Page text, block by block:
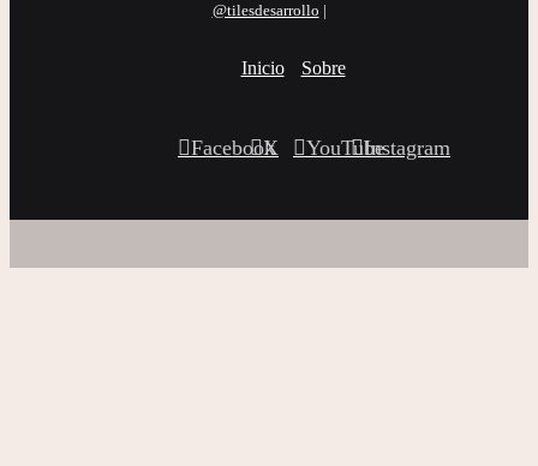
@tilesdesarrollo |
Inicio Sobre
Facebook
X YouTubeInstagram